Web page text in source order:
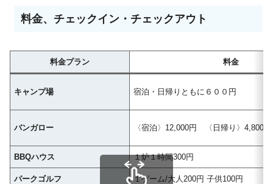
料金、チェックイン・チェックアウト
料金プラン 料金
キャンプ場 宿泊・日帰りともに６００円
バンガロー 〈宿泊〉12,000円 〈日帰り〉4,800円
BBQハウス １炉１時間300円
パークゴルフ １ゲーム/大人200円 子供100円